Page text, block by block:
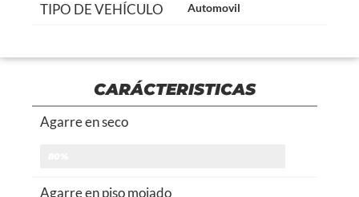
TIPO DE VEHÍCULO Automovil
CARÁCTERISTICAS
Agarre en seco
Agarre en piso mojado